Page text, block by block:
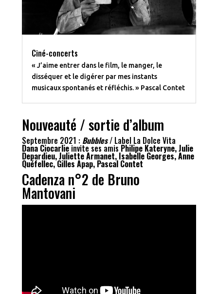
Ciné-concerts
« J’aime entrer dans le film, le manger, le
disséquer et le digérer par mes instants
musicaux spontanés et réfléchis. » Pascal Contet
Nouveauté / sortie d’album
Septembre 2021 : Bubbles / Label La Dolce Vita
Dana Ciocarlieinvite ses amis Philipe Kateryne, Julie
Depardieu, Juliette Armanet, Isabelle Georges, Anne
Quéfellec, Gilles Apap, Pascal Contet
Cadenza n°2 de Bruno
Mantovani